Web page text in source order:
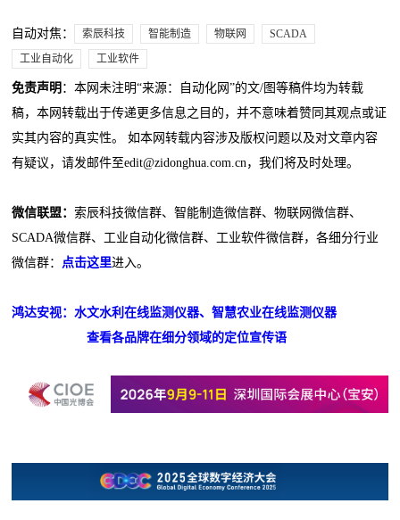
自动对焦： 索辰科技 智能制造 物联网
SCADA
工业自动化
工业软件
免责声明 ：本网未注明“来源：自动化网”的文/图等稿件均为转载
稿，本网转载出于传递更多信息之目的，并不意味着赞同其观点或证
实其内容的真实性。 如本网转载内容涉及版权问题以及对文章内容
有疑议，请发邮件至edit@zidonghua.com.cn，我们将及时处理。
微信联盟： 索辰科技微信群、智能制造微信群、物联网微信群、
SCADA微信群、工业自动化微信群、工业软件微信群，各细分行业
微信群： 点击这里进入。
鸿达安视：水文水利在线监测仪器、智慧农业在线监测仪器
查看各品牌在细分领域的定位宣传语